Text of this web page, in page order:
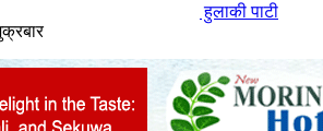
हुलाकी पाटी